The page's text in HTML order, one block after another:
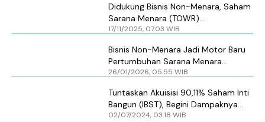
Didukung Bisnis Non-Menara, Saham
Sarana Menara (TOWR)
17/11/2025, 07.03 WIB
Bisnis Non-Menara Jadi Motor Baru
Pertumbuhan Sarana Menara
(TOWR)
26/01/2026, 05.55 WIB
Tuntaskan Akuisisi 90,11% Saham Inti
Bangun (IBST), Begini Dampaknya
bagi Sarana Menara (TOWR)
02/07/2024, 03.18 WIB